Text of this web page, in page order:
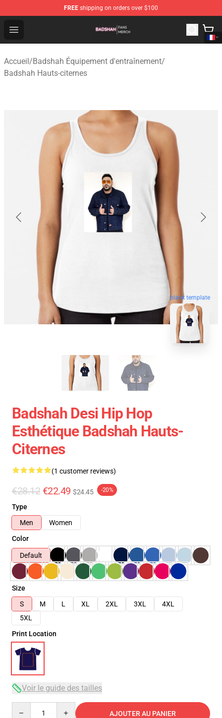
FREE shipping on orders over $100
Open menu
Badshah Shop - Official Badshah Merchandise Store
Accueil/Badshah Équipement d'entraînement/
Badshah Hauts-citernes
blank template
Badshah Desi Hip Hop
Esthétique Badshah Hauts-
Citernes
(1 customer reviews)
€28.12 €22.49 $24.45 -20%
Type
Men
Women
Color
Default
Size
S
M L XL 2XL 3XL
4XL
5XL
Print Location
Voir le guide des tailles
AJOUTER AU PANIER